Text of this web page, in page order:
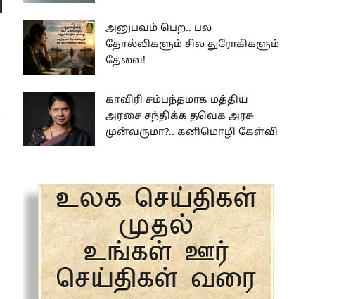
அனுபவம் பெற.. பல
தோல்விகளும் சில துரோகிகளும்
தேவை!
காவிரி சம்பந்தமாக மத்திய
அரசை சந்திக்க தவெக அரசு
முன்வருமா?.. கனிமொழி கேள்வி